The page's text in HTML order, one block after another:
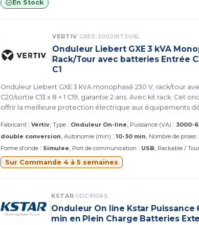
En Stock
VERTIV GXE3-3000IRT2UXL
Onduleur Liebert GXE 3 kVA
Rack/Tour avec batteries Entrée
C1
Onduleur Liebert GXE 3 kVA monophasé 230 V, rack/tour
C20/sortie C13 x 8 + 1 C19, garantie 2 ans. Avec kit rack. Cet
offrir la meilleure protection électrique aux équipements
Fabricant : Vertiv Type : Onduleur On-line Puissance (VA) : 3000-
double conversion Autonomie (min) : 10-30 min Nombre de prises :
Forme d'onde : Simulee Port de communication : USB Rackable / Tour
Sur Commande 4 à 5 semaines
KSTAR UDC9106S
Onduleur On line Kstar Puissance
min en Plein Charge Batteries